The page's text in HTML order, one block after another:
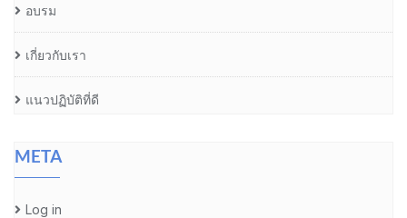
อบรม
เกี่ยวกับเรา
แนวปฏิบัติที่ดี
META
Log in